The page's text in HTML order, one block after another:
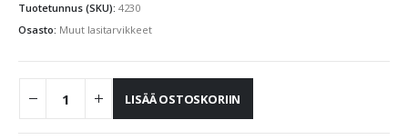
Tuotetunnus (SKU): 4230
Osasto: Muut lasitarvikkeet
LISÄÄ OSTOSKORIIN